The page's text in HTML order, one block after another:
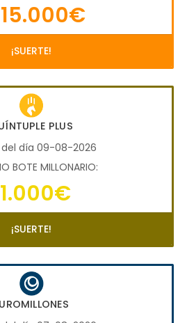
¡SUERTE!
PLUS
día 09-08-2026
BOTE MILLONARIO:
¡SUERTE!